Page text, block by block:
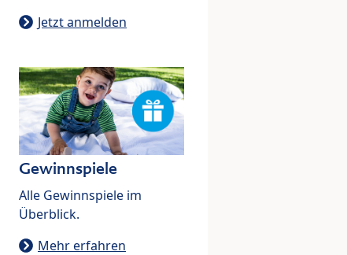
Jetzt anmelden
Gewinnspiele
Alle Gewinnspiele im
Überblick.
Mehr erfahren